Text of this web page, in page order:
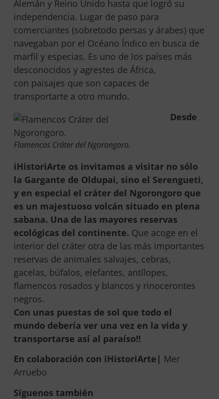
Alemán y Reino Unido hasta que logró su
independencia. Lugar de paso para
comerciantes (sobretodo persas y árabes) que
navegaban por el Océano Índico en busca de
marfil y especias. Es uno de los países más
desconocidos y agrestes de África,
con paisajes que son capaces de
transportarte a otro mundo.
Flamencos Cráter del Ngorongoro.
Desde
iHistoriArte os invitamos a visitar no sólo
la Gargante de Oldupai, sino el Serengueti,
y en especial el cráter del Ngorongoro que
es un majestuoso volcán situado en plena
sabana. Una de las mayores reservas
ecológicas del continente. Que acoge en el
interior del cráter otra de las más importantes
reservas de animales salvajes, cebras,
gacelas, búfalos, elefantes, antílopes,
flamencos rosados y blancos y rinocerontes
negros.
Con unas puestas de sol que todo el
mundo debería ver una vez en la vida y
transportarse así al paraíso!!
En colaboración con iHistoriArte| Mer
Arruebo
Síguenos también